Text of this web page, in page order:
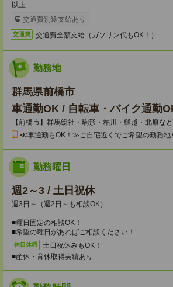
以上
交通費別途支給あり
交通費 交通費全額支給（ガソリン代もOK！）
勤務地
群馬県前橋市
車通勤OK / 自転車・バイク通勤
【前橋市】群馬総社・駒形・粕川・樋越・北原な
≪車通勤もOK！≫ご自宅近くでご希望の勤務地
勤務曜日
週2～3 / 土日祝休
週3日～（週2日～も相談OK）
■曜日固定の相談OK！
■希望の曜日があればご相談ください！
休日休暇
土日祝休みもOK！
■産休・育休取得実績あり